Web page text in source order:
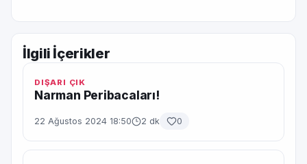
İlgili İçerikler
DIŞARI ÇIK
Narman Peribacaları!
22 Ağustos 2024 18:50 2 dk 0